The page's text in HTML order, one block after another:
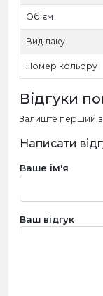
Об'єм
Вид лаку
Номер кольору
Відгуки
Залиште перший
Написати
Ваше ім'я
Ваш відгук